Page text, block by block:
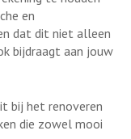
en
dat dit niet alleen
bijdraagt aan jouw
bij het renoveren
die zowel mooi